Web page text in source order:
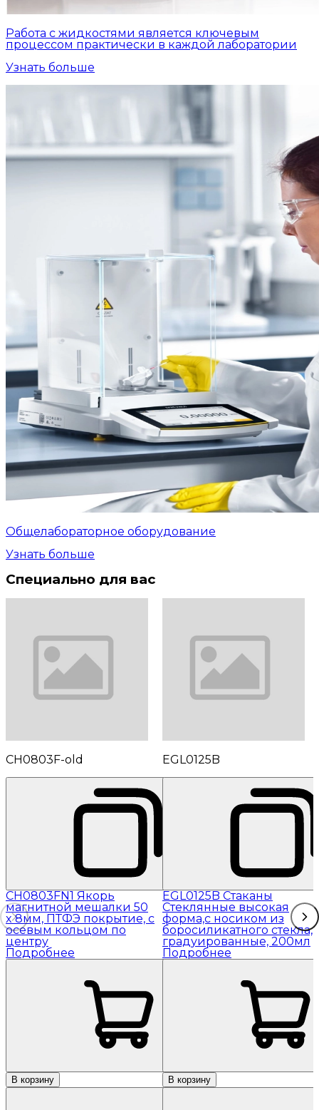
Работа с жидкостями является ключевым
процессом практически в каждой лаборатории
Узнать больше
Общелабораторное оборудование
Узнать больше
Специально для вас
CH0803F-old
CH0803FN1 Якорь
магнитной мешалки 50
x 8мм, ПТФЭ покрытие, с
осевым кольцом по
центру
Подробнее
В корзину
EGL0125B
EGL0125B Стаканы
Стеклянные высокая
форма,с носиком из
боросиликатного стекла,
градуированные, 200мл
Подробнее
В корзину